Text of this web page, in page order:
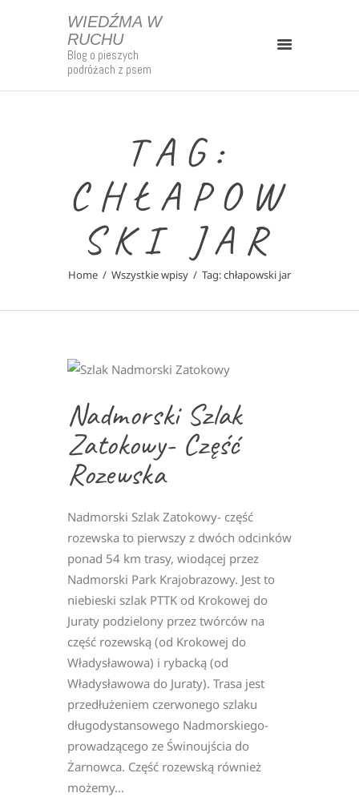
WIEDŹMA W
RUCHU
Blog o pieszych
podróżach z psem
TAG:
CHŁAPOW
SKI JAR
Home Wszystkie wpisy Tag: chłapowski jar
WIEDŹMA W RUCHU
Blog o pieszych podróżach z psem
Strefa Patrona
O Mnie
Mapy
Szlaki Długodystansowe
Polska
Nadmorski Szlak
Zatokowy- Część
Rozewska
Nadmorski Szlak Zatokowy- część
rozewska to pierwszy z dwóch odcinków
ponad 54 km trasy, wiodącej przez
Nadmorski Park Krajobrazowy. Jest to
niebieski szlak PTTK od Krokowej do
Juraty podzielony przez twórców na
część rozewską (od Krokowej do
Władysławowa) i rybacką (od
Władysławowa do Juraty). Trasa jest
przedłużeniem czerwonego szlaku
długodystansowego Nadmorskiego-
prowadzącego ze Świnoujścia do
Żarnowca. Część rozewską również
możemy…